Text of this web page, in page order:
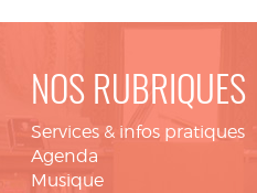
NOS RUBRIQUES
Services & infos pratiques
Agenda
Musique